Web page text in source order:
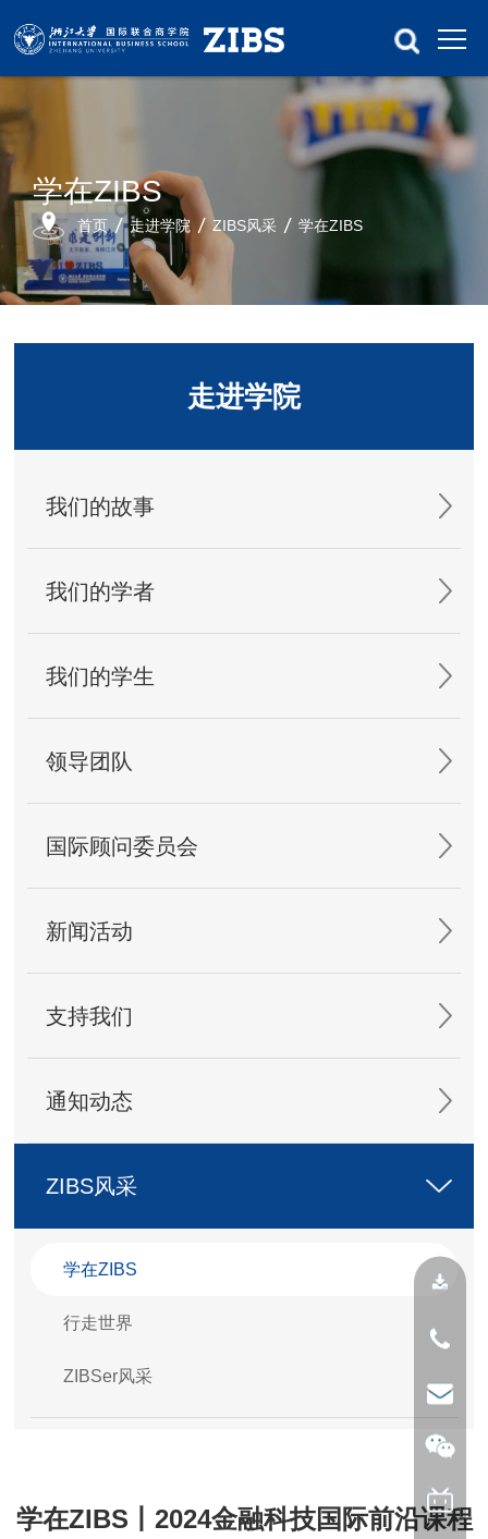
学在ZIBS
首页 走进学院 ZIBS风采 学在ZIBS
走进学院
我们的故事
我们的学者
我们的学生
领导团队
国际顾问委员会
新闻活动
支持我们
通知动态
ZIBS风采
学在ZIBS
行走世界
ZIBSer风采
学在ZIBS丨2024金融科技国际前沿课程